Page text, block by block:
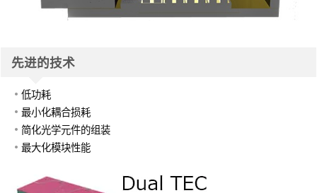
先进的技术
低功耗
最小化耦合损耗
简化光学元件的组装
最大化模块性能